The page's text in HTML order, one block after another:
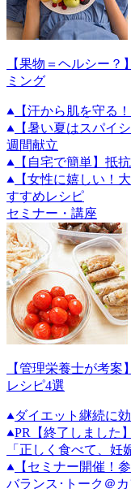
【果物＝ヘルシー
ミング
【汗から肌を守る
【暑い夏はスパイ
週間献立
【自宅で簡単】抵
【女性に嬉しい！
すすめレシピ
セミナー・講座
【管理栄養士が考
レシピ4選
ダイエット継続に
PR 【終了しました
「正しく食べて、妊
【セミナー開催！
バランス･トーク＠